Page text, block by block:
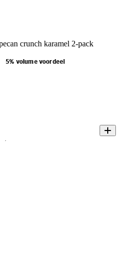
crunch karamel 2-pack
5% volume voordeel